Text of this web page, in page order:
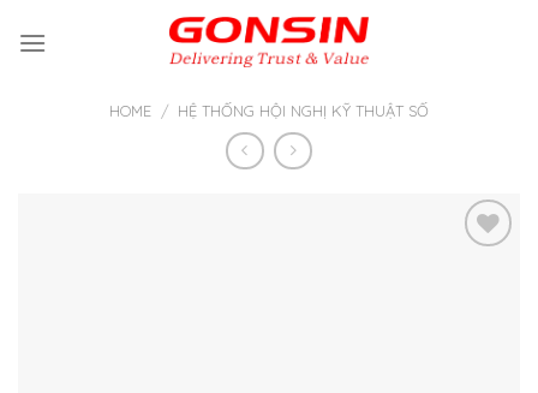
HOME / HỆ THỐNG HỘI NGHỊ KỸ THUẬT SỐ